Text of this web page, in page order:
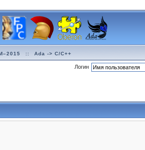
:: Ada -> C/C++
Логин